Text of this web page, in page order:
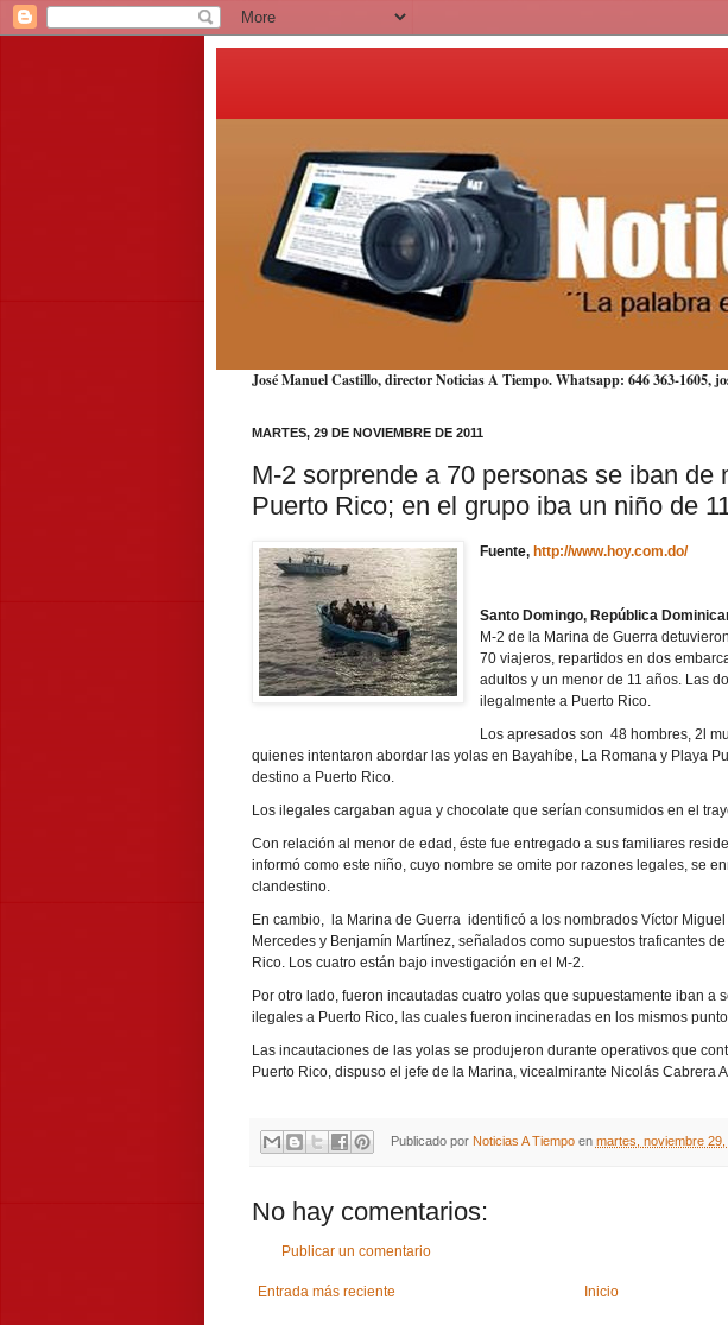
José Manuel Castillo, director Noticias A Tiempo. Whatsapp: 646 363-1605,
MARTES, 29 DE NOVIEMBRE DE 2011
M-2 sorprende a 70 personas se iban de
Puerto Rico; en el grupo iba un niño de
Fuente,http://www.hoy.com.do/
Santo Domingo, República
M-2 de la Marina de Guerra
70 viajeros, repartidos en dos
adultos y un menor de 11 años. Las
ilegalmente a Puerto Rico.
Los apresados son 48 hombres, 2l
quienes intentaron abordar las yolas en Bayahíbe, La Romana y Playa
destino a Puerto Rico.
Los ilegales cargaban agua y chocolate que serían consumidos en el
Con relación al menor de edad, éste fue entregado a sus familiares
informó como este niño, cuyo nombre se omite por razones legales, se
clandestino.
En cambio, la Marina de Guerra identificó a los nombrados Víctor
Mercedes y Benjamín Martínez, señalados como supuestos traficantes
Rico. Los cuatro están bajo investigación en el M-2.
Por otro lado, fueron incautadas cuatro yolas que supuestamente iban a
ilegales a Puerto Rico, las cuales fueron incineradas en los mismos
Las incautaciones de las yolas se produjeron durante operativos que
Puerto Rico, dispuso el jefe de la Marina, vicealmirante Nicolás Cabrera
Publicado por Noticias A Tiempo en martes, noviembre 29,
No hay comentarios:
Publicar un comentario
Entrada más reciente Inicio